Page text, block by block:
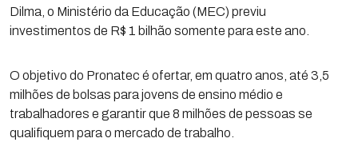
Dilma, o Ministério da Educação (MEC) previu
investimentos de R$ 1 bilhão somente para este ano.
O objetivo do Pronatec é ofertar, em quatro anos, até 3,5
milhões de bolsas para jovens de ensino médio e
trabalhadores e garantir que 8 milhões de pessoas se
qualifiquem para o mercado de trabalho.